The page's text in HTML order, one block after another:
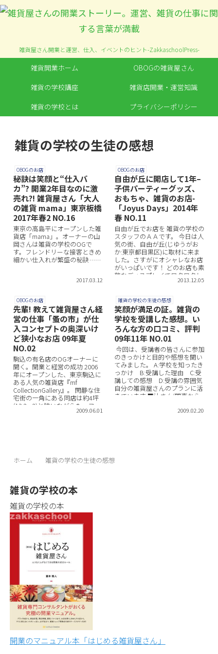
雑貨屋さん開業と運営、仕入、イベントのヒント-ZakkaschoolPress-
雑貨開業ホーム
OBOGの雑貨屋さん
雑貨の学校講座
雑貨店開業・運営知識
雑貨の学校とは
プライバシーポリシー
雑貨の学校の生徒の感想
OBOGのお店
秘訣は笑顔と“仕入バ
カ”? 開業2年目なのに激
売れ?! 雑貨屋さん「大人
の雑貨 mama」東京板橋
2017年春2 NO.16
東京の高島平にオープンした雑
貨店「mama」。オーナーの山
岡さんは雑貨の学校のOGで
す。フレンドリーな接客ときめ
細かい仕入れが繁盛の秘訣……
2017.03.12
OBOGのお店
自由が丘に開店して1年–
子供パーティーグッズ、
おもちゃ、雑貨のお店-
「Joyus Days」2014年
春 NO.11
自由が丘でお店を 雑貨の学校の
スタッフのＡＡです。 今日は人
気の街、自由が丘(じゆうがお
か:東京都目黒区)に取材に来ま
した。さすがにオシャレなお店
がいっぱいです！ どのお店も素
敵なディスプレイでワクワクし
2013.12.05
OBOGのお店
先輩! 教えて雑貨屋さん経
営の仕事「蚤の市」が仕
入コンセプトの奥深いけ
ど狭小なお店 09年夏
NO.02
駒込の有名店のOGオーナーに
聞く。開業と経営の成功 2006
年にオープンした、東京駒込に
ある人気の雑貨店『mf
CollectionGallery』。 閑静な住
宅街の一角にある同店は約4坪
(13.2m2)と狭いながらも、ヨー
2009.06.01
雑貨の学校の生徒の感想
笑顔が満足の証。雑貨の
学校を受講した感想。い
ろんな方の口コミ、評判
09年11年 NO.01
今回は、受講者の皆さんに参加
のきっかけと目的や感想を聞い
てみました。 A:学校を知ったき
っかけ B:受講した理由 C:受
講しての感想 D:受講の雰囲気
自分の雑貨屋さんのプランに活
きています ■辻さん(関東から
2009.02.20
ホーム 雑貨の学校の生徒の感想
雑貨の学校の本
雑貨の学校の本
開業のマニュアル本「はじめる雑貨屋さん」